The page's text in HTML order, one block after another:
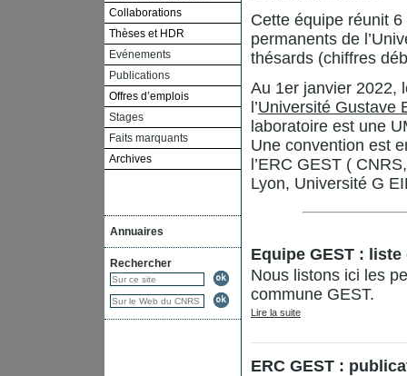
Collaborations
Thèses et HDR
Evénements
Publications
Offres d’emplois
Stages
Faits marquants
Archives
Annuaires
Rechercher
Cette équipe réunit
permanents de
thésards (chiffres
Au 1er janvier 2022,
l’Université Gustave
laboratoire est une
Une convention est
l’ERC GEST (
Lyon, Université G
Equipe GEST :
Nous listons ici les
commune GEST.
Lire la suite
ERC GEST :